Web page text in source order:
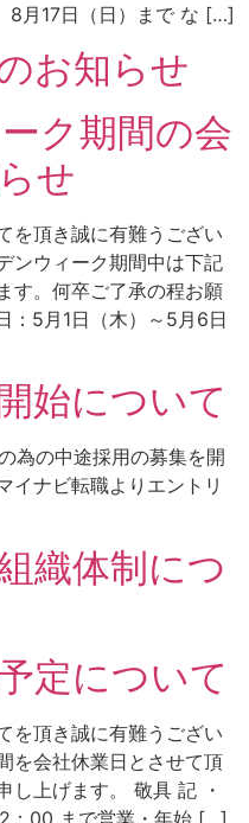
月17日（日）まで な […]
お知らせ
ク期間の会
せ
頂き誠に有難うござい
ンウィーク期間中は下記
す。何卒ご了承の程お願
：5月1日（木）～5月6日
始について
為の中途採用の募集を開
イナビ転職よりエントリ
織体制につ
定について
頂き誠に有難うござい
を会社休業日とさせて頂
し上げます。 敬具 記 ・
：00 まで営業・年始 […]